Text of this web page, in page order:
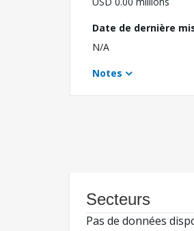
Date de dernière
N/A
Notes
Secteurs
Pas de données